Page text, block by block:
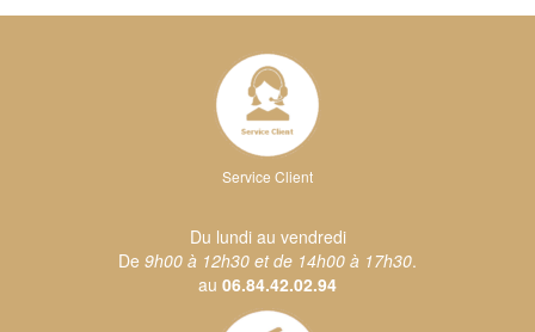
Service Client
Du lundi au vendredi
De 9h00 à 12h30 et de 14h00 à 17h30.
au 06.84.42.02.94